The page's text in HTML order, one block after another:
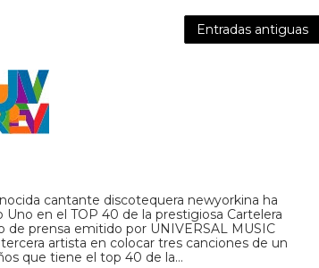
Entradas antiguas
cantante discotequera newyorkina ha
en el TOP 40 de la prestigiosa Cartelera
de prensa emitido por UNIVERSAL MUSIC
artista en colocar tres canciones de un
que tiene el top 40 de la…